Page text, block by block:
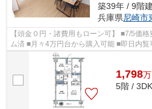
築39年 / 9階建
兵庫県尼崎市
【頭金０円・諸費用もローン可】 ■7/5価
ム済 ■月々4万円台から購入可能 ■即日内覧可能 ■陽当たり・通風・眺望良好
■食洗機・浴室乾燥機など設備充実...
1,798万
5階 /